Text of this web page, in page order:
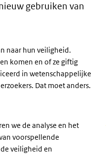
gebruiken van
naar hun veiligheid.
komen en of ze giftig
in wetenschappelijke
Dat moet anders.
we de analyse en het
voorspellende
veiligheid en